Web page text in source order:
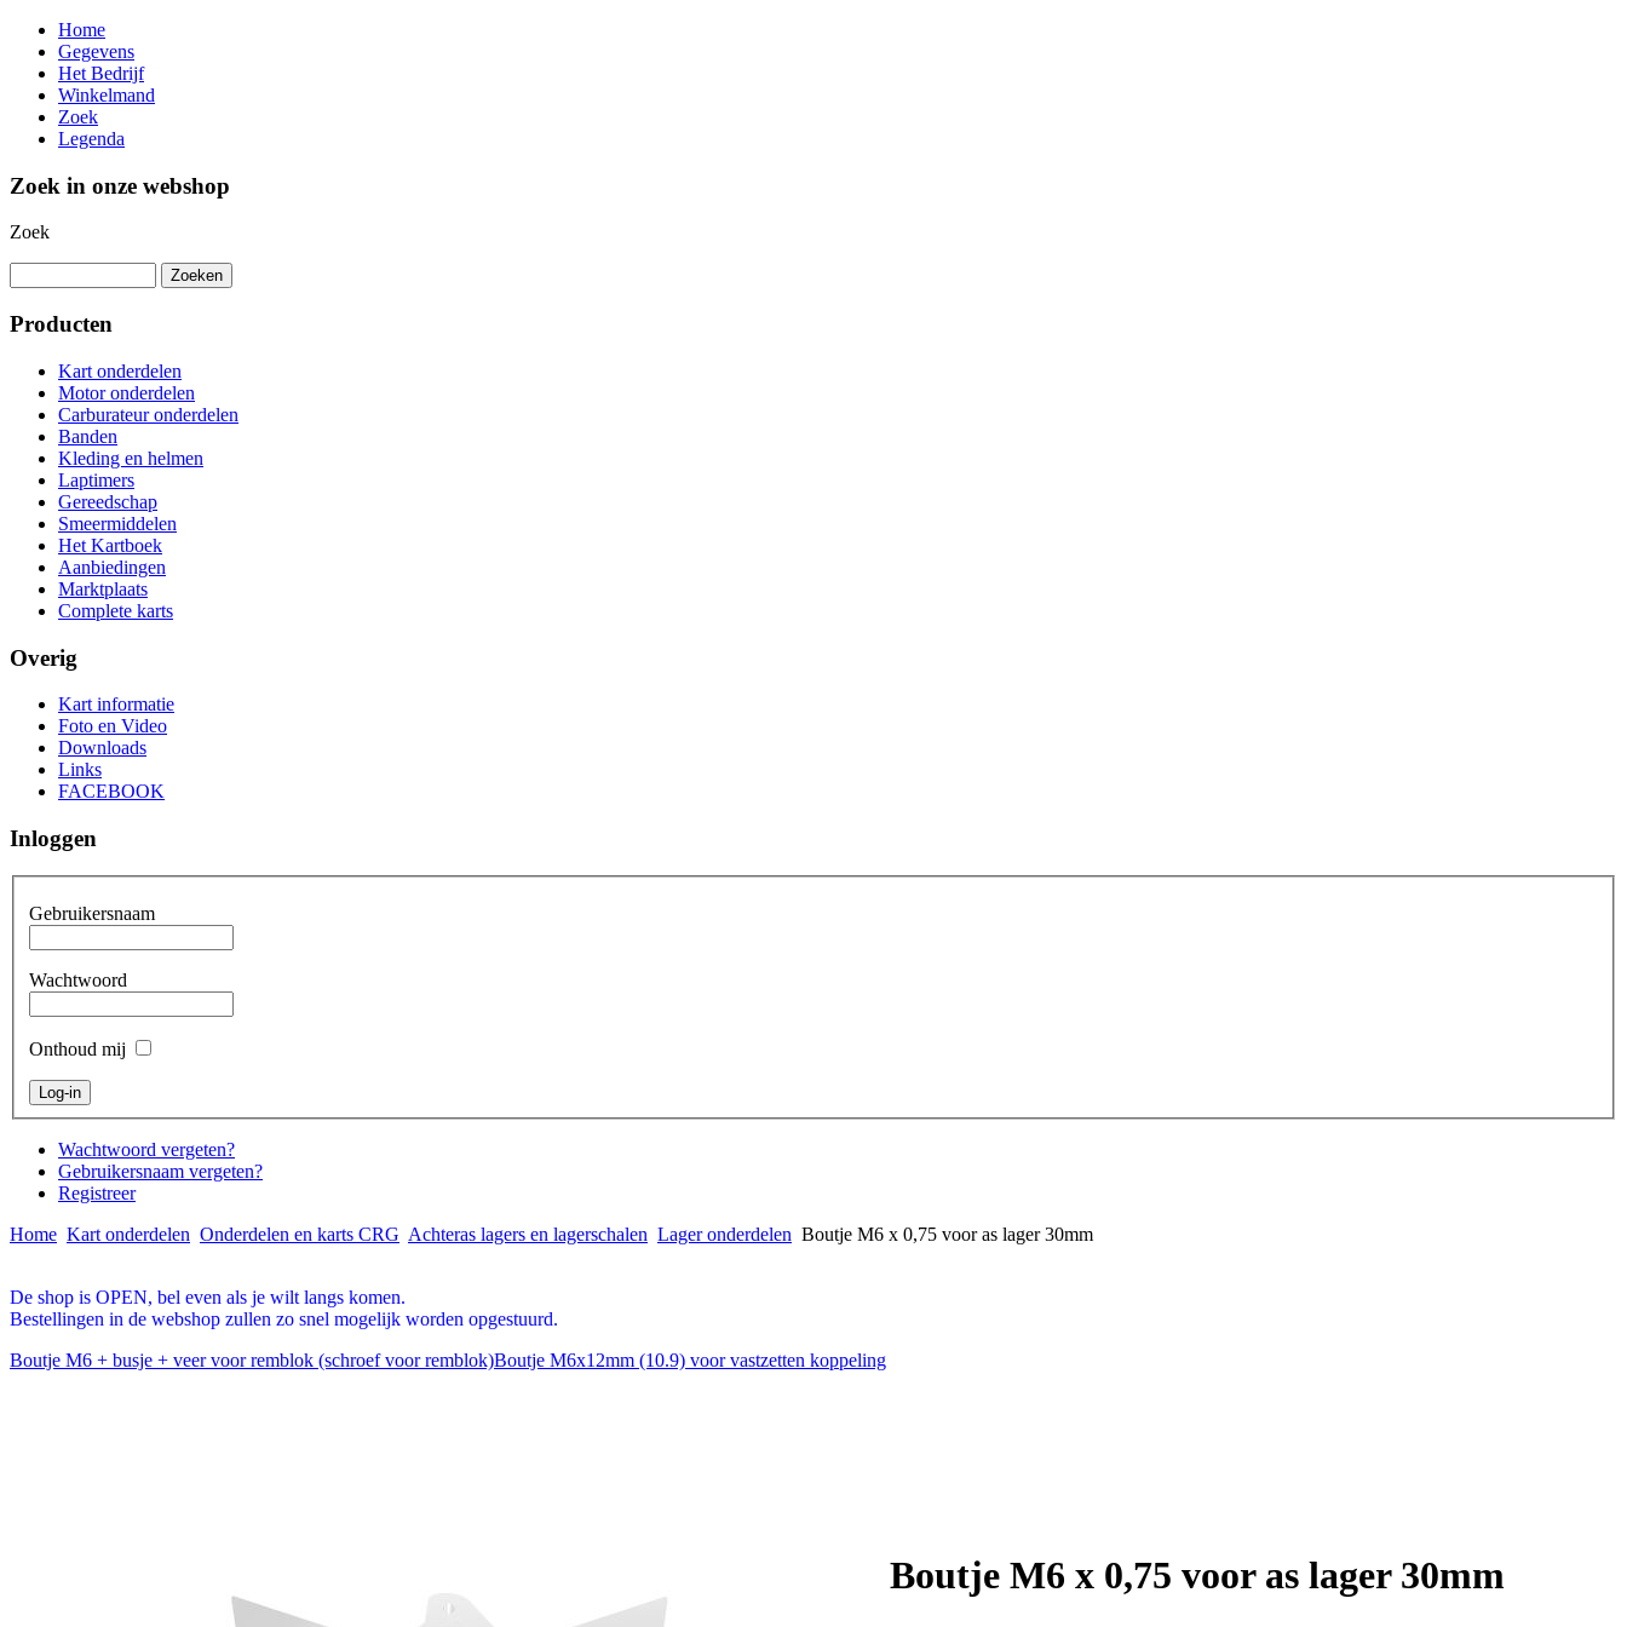
Home
Gegevens
Het Bedrijf
Winkelmand
Zoek
Legenda
Zoek in onze webshop
Zoek
Producten
Kart onderdelen
Motor onderdelen
Carburateur onderdelen
Banden
Kleding en helmen
Laptimers
Gereedschap
Smeermiddelen
Het Kartboek
Aanbiedingen
Marktplaats
Complete karts
Overig
Kart informatie
Foto en Video
Downloads
Links
FACEBOOK
Inloggen
Gebruikersnaam
Wachtwoord
Onthoud mij
Wachtwoord vergeten?
Gebruikersnaam vergeten?
Registreer
Home Kart onderdelen Onderdelen en karts CRG Achteras lagers en lagerschalen Lager onderdelen Boutje M6 x 0,75 voor as lager 30mm
De shop is OPEN, bel even als je wilt langs komen.
Bestellingen in de webshop zullen zo snel mogelijk worden opgestuurd.
Boutje M6 + busje + veer voor remblok (schroef voor remblok)Boutje M6x12mm (10.9) voor vastzetten koppeling
Boutje M6 x 0,75 voor as lager 30mm